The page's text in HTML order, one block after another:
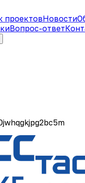
проектовНовости
Вопрос-ответ